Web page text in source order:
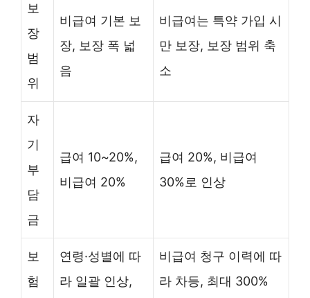
보
장
범
위
비급여 기본 보
장, 보장 폭 넓
음
비급여는 특약 가입 시
만 보장, 보장 범위 축
소
자
기
부
담
금
급여 10~20%,
비급여 20%
급여 20%, 비급여
30%로 인상
보
험
연령·성별에 따
라 일괄 인상,
비급여 청구 이력에 따
라 차등, 최대 300%